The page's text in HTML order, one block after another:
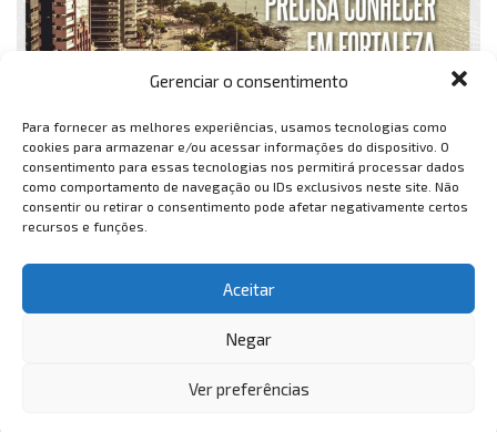
Gerenciar o consentimento
Para fornecer as melhores experiências, usamos tecnologias como
cookies para armazenar e/ou acessar informações do dispositivo. O
consentimento para essas tecnologias nos permitirá processar dados
como comportamento de navegação ou IDs exclusivos neste site. Não
consentir ou retirar o consentimento pode afetar negativamente certos
recursos e funções.
Aceitar
Negar
Ver preferências